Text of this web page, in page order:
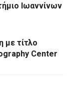
Ιωαννίνων
με τίτλο
Center